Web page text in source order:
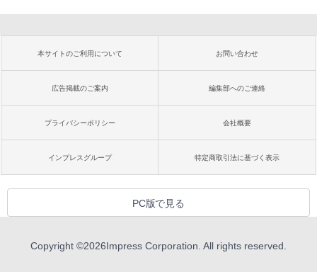
本サイトのご利用について お問い合わせ
広告掲載のご案内 編集部へのご連絡
プライバシーポリシー 会社概要
インプレスグループ 特定商取引法に基づく表示
PC版で見る
Copyright ©2026Impress Corporation. All rights reserved.